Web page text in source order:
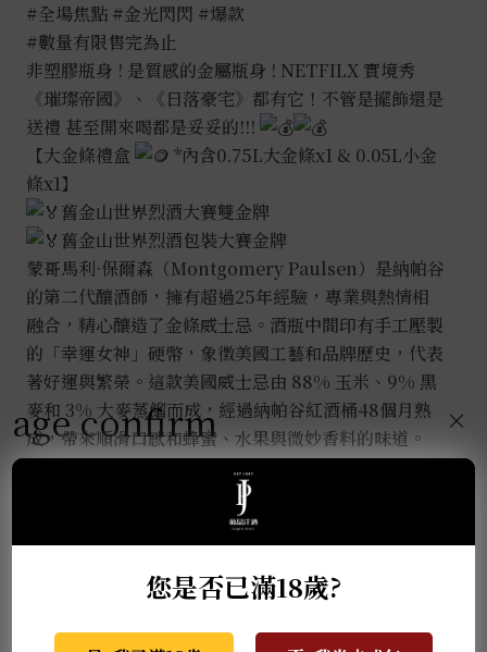
#全場焦點 #金光閃閃 #爆款
#數量有限售完為止
非塑膠瓶身 ! 是質感的金屬瓶身 ! NETFILX 實境秀
《璀璨帝國》、《日落豪宅》都有它！不管是擺飾還是
送禮 甚至開來喝都是妥妥的!!!
【大金條禮盒
*內含0.75L大金條x1 & 0.05L小金
條x1】
舊金山世界烈酒大賽雙金牌
舊金山世界烈酒包裝大賽金牌
蒙哥馬利·保爾森（Montgomery Paulsen）是納帕谷
的第二代釀酒師，擁有超過25年經驗，專業與熱情相
融合，精心釀造了金條威士忌。酒瓶中間印有手工壓製
的「幸運女神」硬幣，象徵美國工藝和品牌歷史，代表
著好運與繁榮。這款美國威士忌由 88% 玉米、9% 黑
麥和 3% 大麥蒸餾而成，經過納帕谷紅酒桶48個月熟
成，帶來順滑口感和蜂蜜、水果與微妙香料的味道。
Gold Bar 品牌位於舊金山灣區，其威士忌在加州紅木
樑下的酒桶倉庫中保存，並於納帕谷酒莊挑選的舊酒桶
age confirm
您是否已滿18歲?
×